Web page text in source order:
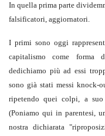
In quella prima parte
falsificatori, aggiornatori.
I primi sono oggi
capitalismo come forma
dedichiamo più ad essi
sono già stati messi knock-
ripetendo quei colpi, a
(Poniamo qui in parentesi,
nostra dichiarata